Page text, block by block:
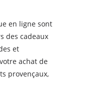
en ligne sont
des cadeaux
et
achat de
provençaux,